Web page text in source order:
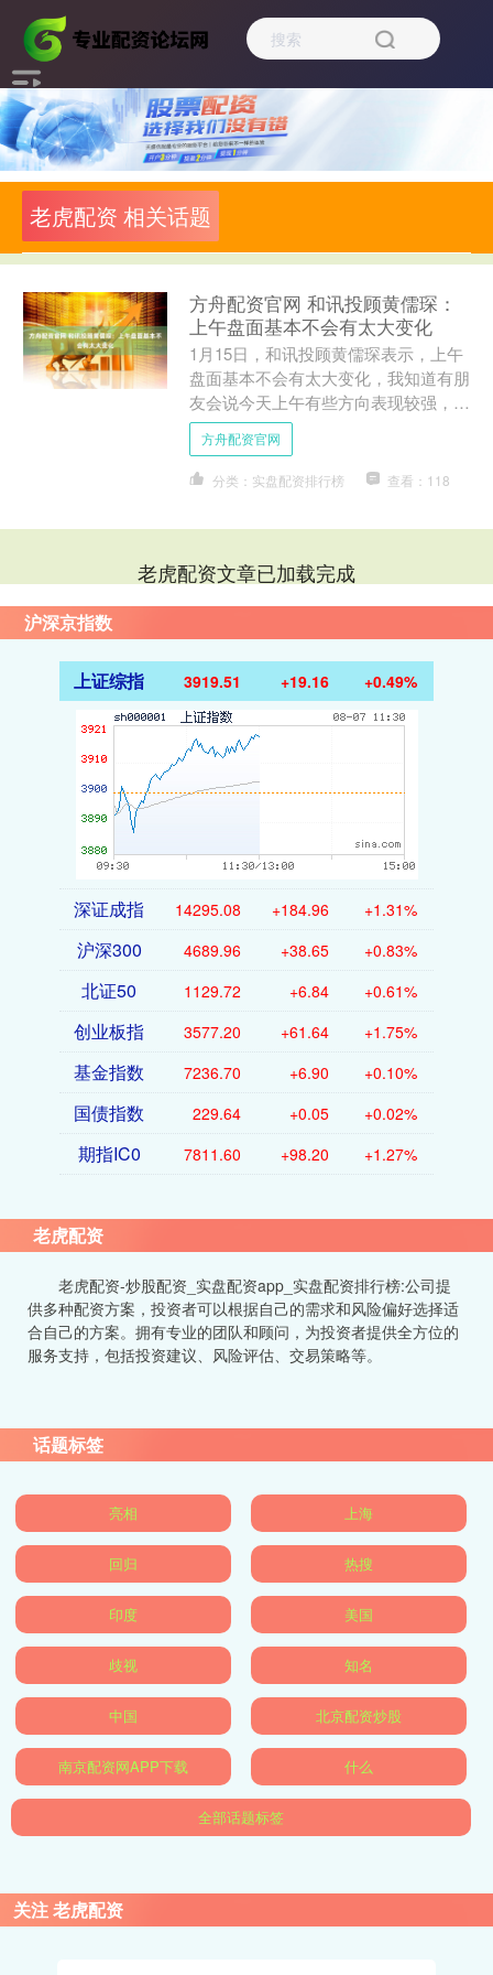
老虎配资 相关话题
方舟配资官网 和讯投顾黄儒琛：
上午盘面基本不会有太大变化
1月15日，和讯投顾黄儒琛表示，上午
盘面基本不会有太大变化，我知道有朋
友会说今天上午有些方向表现较强，像
贵金属、新能源赛道股中的固态电池，
以及能源金属等一切低位....
方舟配资官网
分类：实盘配资排行榜 查看：118
老虎配资文章已加载完成
沪深京指数
上证综指 3919.51 +19.16 +0.49%
深证成指 14295.08 +184.96 +1.31%
沪深300 4689.96 +38.65 +0.83%
北证50 1129.72 +6.84 +0.61%
创业板指 3577.20 +61.64 +1.75%
基金指数 7236.70 +6.90 +0.10%
国债指数 229.64 +0.05 +0.02%
期指IC0 7811.60 +98.20 +1.27%
老虎配资
老虎配资-炒股配资_实盘配资app_实盘配资排行榜:公司提
供多种配资方案，投资者可以根据自己的需求和风险偏好选择适
合自己的方案。拥有专业的团队和顾问，为投资者提供全方位的
服务支持，包括投资建议、风险评估、交易策略等。
话题标签
亮相 上海
回归 热搜
印度 美国
歧视 知名
中国 北京配资炒股
南京配资网APP下载 什么
全部话题标签
关注 老虎配资